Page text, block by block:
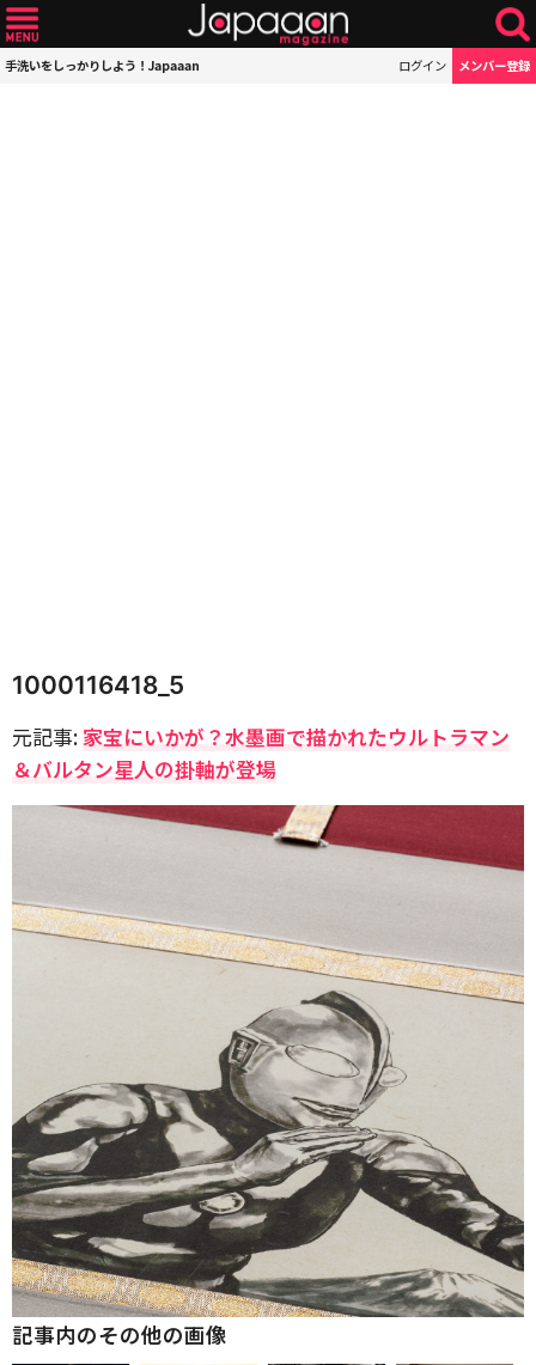
手洗いをしっかりしよう！Japaaan ログイン メンバー登録
1000116418_5
元記事:家宝にいかが？水墨画で描かれたウルトラマン
＆バルタン星人の掛軸が登場
記事内のその他の画像